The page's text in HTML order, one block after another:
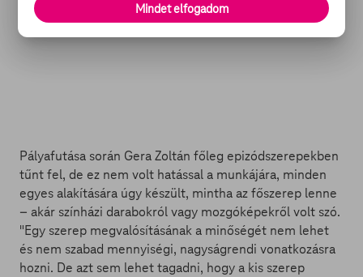
Pályafutása során Gera Zoltán főleg epizódszerepekben
tűnt fel, de ez nem volt hatással a munkájára, minden
egyes alakítására úgy készült, mintha az főszerep lenne
– akár színházi darabokról vagy mozgóképekről volt szó.
"Egy szerep megvalósításának a minőségét nem lehet
és nem szabad mennyiségi, nagyságrendi vonatkozásra
hozni. De azt sem lehet tagadni, hogy a kis szerep
Mindet elfogadom